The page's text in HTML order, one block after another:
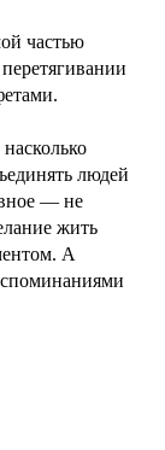
частью
людей
— не
жить
А